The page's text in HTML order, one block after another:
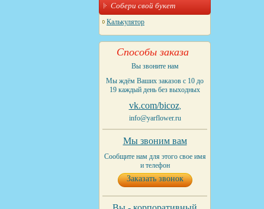
Собери свой букет
Калькулятор
Способы заказа
Вы звоните нам
Мы ждём Ваших заказов с 10 до
19 каждый день без выходных
vk.com/bicoz,
info@yarflower.ru
Мы звоним вам
Сообщите нам для этого свое имя
и телефон
Заказать звонок